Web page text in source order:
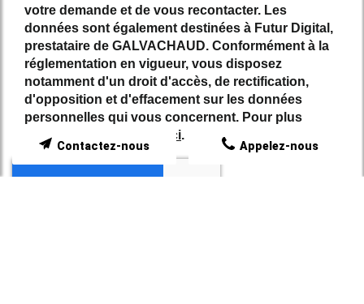
votre demande et de vous recontacter. Les
données sont également destinées à Futur Digital,
prestataire de GALVACHAUD. Conformément à la
réglementation en vigueur, vous disposez
notamment d'un droit d'accès, de rectification,
d'opposition et d'effacement sur les données
personnelles qui vous concernent. Pour plus
d’informations, cliquez
ici.
Appelez-nous
Contactez-nous